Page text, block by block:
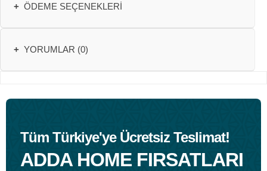
+ ÖDEME SEÇENEKLERI
+ YORUMLAR (0)
Tüm Türkiye'ye Ücretsiz Teslimat!
ADDA HOME FIRSATLARI